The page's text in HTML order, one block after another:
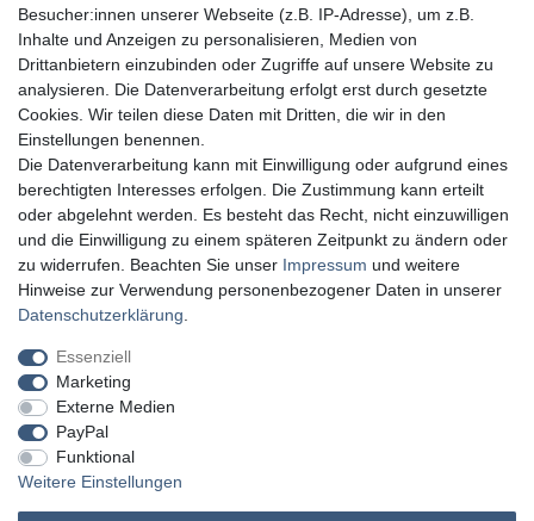
Besucher:innen unserer Webseite (z.B. IP-Adresse), um z.B.
Inhalte und Anzeigen zu personalisieren, Medien von
Drittanbietern einzubinden oder Zugriffe auf unsere Website zu
analysieren. Die Datenverarbeitung erfolgt erst durch gesetzte
Cookies. Wir teilen diese Daten mit Dritten, die wir in den
Einstellungen benennen.
Die Datenverarbeitung kann mit Einwilligung oder aufgrund eines
berechtigten Interesses erfolgen. Die Zustimmung kann erteilt
oder abgelehnt werden. Es besteht das Recht, nicht einzuwilligen
und die Einwilligung zu einem späteren Zeitpunkt zu ändern oder
zu widerrufen. Beachten Sie unser Impressum und weitere
Hinweise zur Verwendung personenbezogener Daten in unserer
Daten­schutz­erklärung
Essenziell
Marketing
Externe Medien
PayPal
Funktional
Weitere Einstellungen